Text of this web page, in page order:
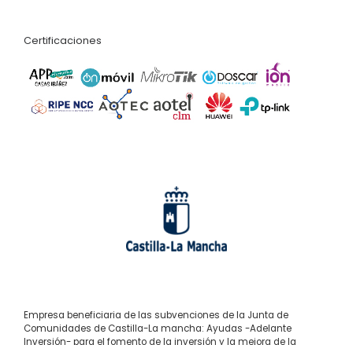
Certificaciones
Empresa beneficiaria de las subvenciones de la Junta de
Comunidades de Castilla-La mancha: Ayudas -Adelante
Inversión- para el fomento de la inversión y la mejora de la